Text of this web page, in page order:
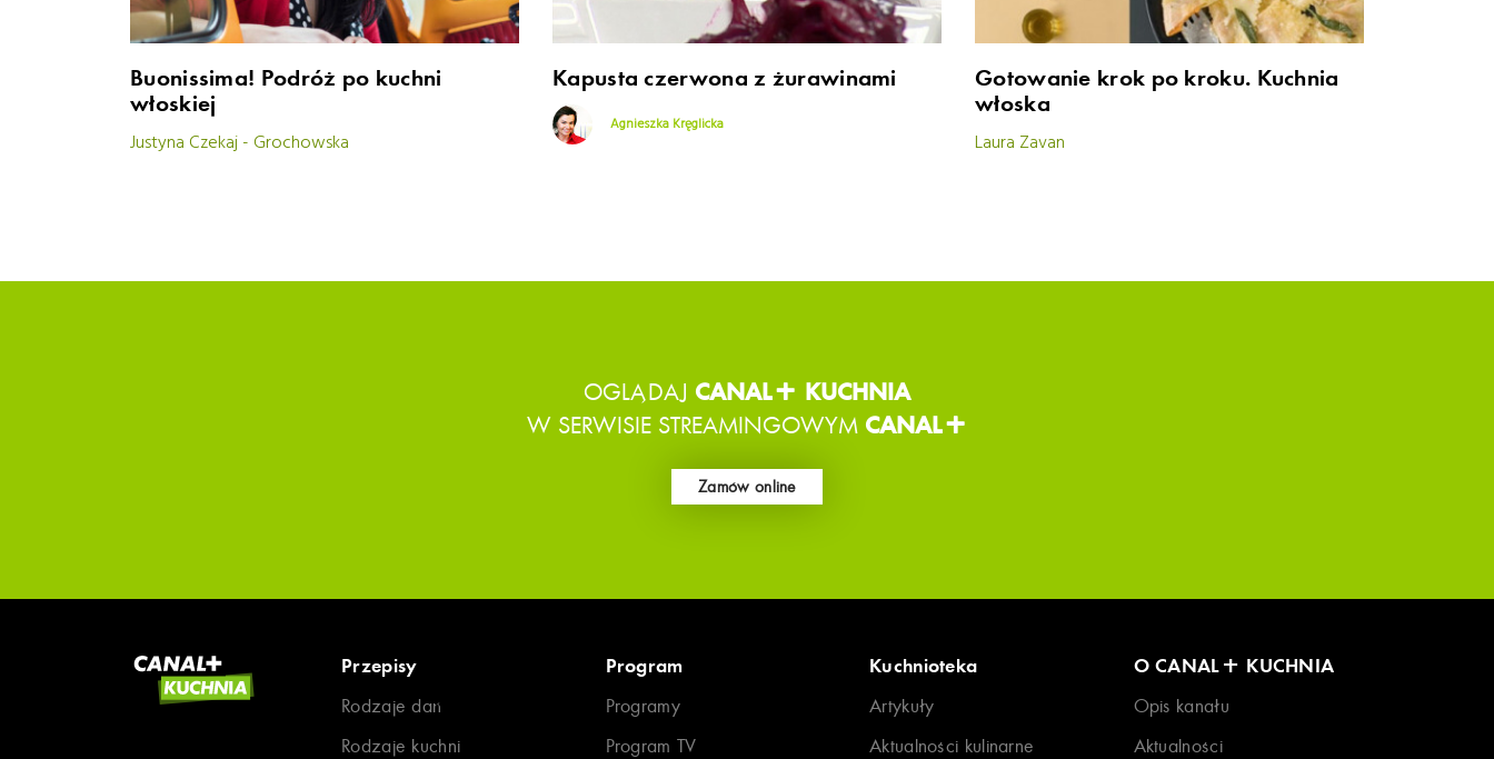
Buonissima! Podróż po kuchni
włoskiej
Justyna Czekaj - Grochowska
Kapusta czerwona z żurawinami
Agnieszka Kręglicka
Gotowanie krok po kroku. Kuchnia
włoska
Laura Zavan
OGLĄDAJ CANAL+ KUCHNIA
W SERWISIE STREAMINGOWYM CANAL+
Zamów online
Przepisy
Rodzaje dań
Rodzaje kuchni
Program
Programy
Program TV
Kuchnioteka
Artykuły
Aktualności kulinarne
O CANAL+ KUCHNIA
Opis kanału
Aktualności